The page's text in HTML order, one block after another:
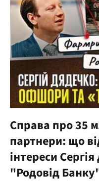
Політика
Справа про 35
партнери: що
інтереси
"Родовід